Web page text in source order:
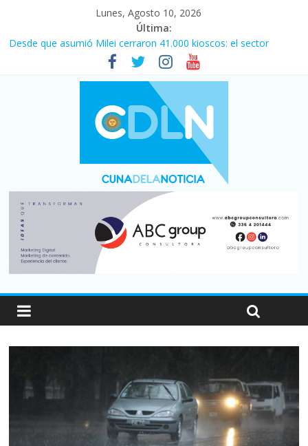
Lunes, Agosto 10, 2026
Última:
Desde que asumió Milei cerraron 41.000 kioscos: el sector
denuncia crisis como en 2001
El agro argentino logró un récord histórico de exportaciones en
Duelo internacional: Falleció Jorge Messi, el papá de Leo
Central se despertó y selló una victoria con remontada incluida
por 2 a 1 ante Aldosivi
La morosidad alcanzó su nivel más alto en dos décadas y ya
afecta a 400 mil deudores en Santa Fe